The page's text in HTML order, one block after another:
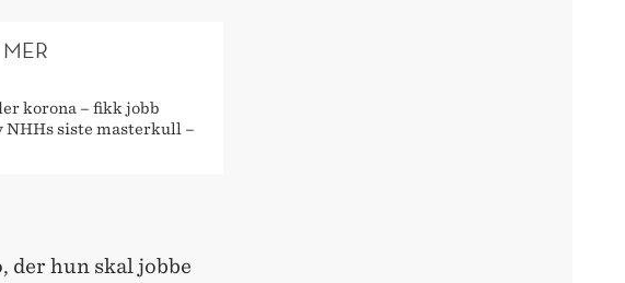
korona – fikk jobb
NHHs siste masterkull –
der hun skal jobbe